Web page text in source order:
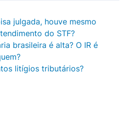
julgada, houve mesmo
do STF?
brasileira é alta? O IR é
litígios tributários?